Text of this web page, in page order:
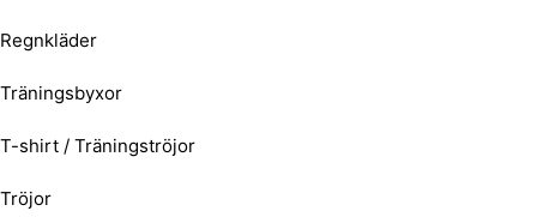
Regnkläder
Träningsbyxor
T-shirt / Träningströjor
Tröjor